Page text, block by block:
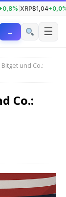
XRP$1,04
→ ☰
und Co.:
Co.: